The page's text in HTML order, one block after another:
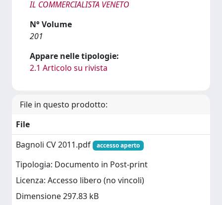
IL COMMERCIALISTA VENETO
N° Volume
201
Appare nelle tipologie:
2.1 Articolo su rivista
File in questo prodotto:
File
Bagnoli CV 2011.pdf
accesso aperto
Tipologia: Documento in Post-print
Licenza: Accesso libero (no vincoli)
Dimensione 297.83 kB